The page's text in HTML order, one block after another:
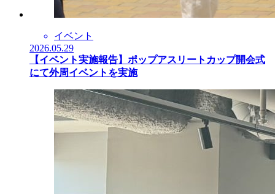
イベント
2026.05.29
【イベント実施報告】ポップアスリートカップ開会式
にて外周イベントを実施